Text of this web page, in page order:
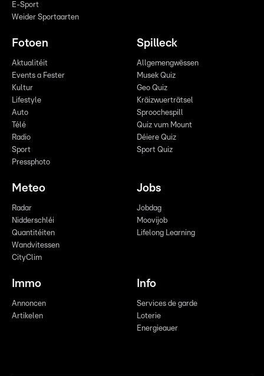
E-Sport
Weider Sportaarten
Fotoen
Aktualitéit
Events a Fester
Kultur
Lifestyle
Auto
Télé
Radio
Sport
Pressphoto
Spilleck
Allgemengwëssen
Musek Quiz
Geo Quiz
Kräizwuerträtsel
Sproochespill
Quiz vum Mount
Déiere Quiz
Sport Quiz
Meteo
Radar
Nidderschléi
Quantitéiten
Wandvitessen
CityClim
Jobs
Jobdag
Moovijob
Lifelong Learning
Immo
Annoncen
Artikelen
Info
Services de garde
Loterie
Energieauer